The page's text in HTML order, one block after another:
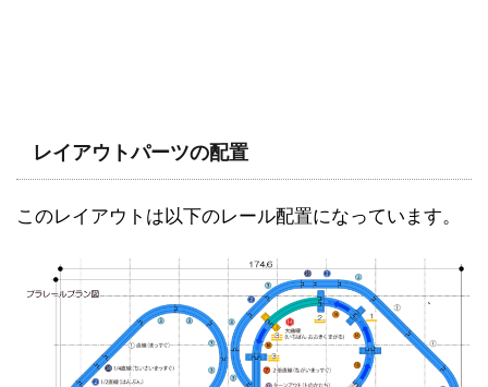
レイアウトパーツの配置
このレイアウトは以下のレール配置になっています。